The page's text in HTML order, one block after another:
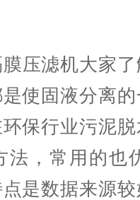
压滤机大家
使固液分离
保行业污泥
法，常用的也
是数据来源